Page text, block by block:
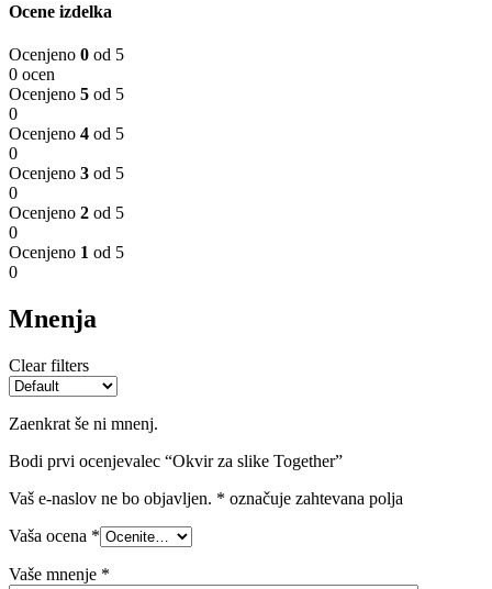
Ocene izdelka
Ocenjeno 0 od 5
0 ocen
Ocenjeno 5 od 5
0
Ocenjeno 4 od 5
0
Ocenjeno 3 od 5
0
Ocenjeno 2 od 5
0
Ocenjeno 1 od 5
0
Mnenja
Clear filters
Zaenkrat še ni mnenj.
Bodi prvi ocenjevalec “Okvir za slike Together”
Vaš e-naslov ne bo objavljen. * označuje zahtevana polja
Vaša ocena *
Vaše mnenje *